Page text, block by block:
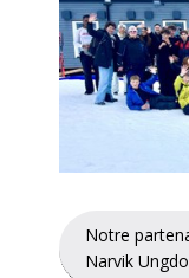
Notre
Narvik